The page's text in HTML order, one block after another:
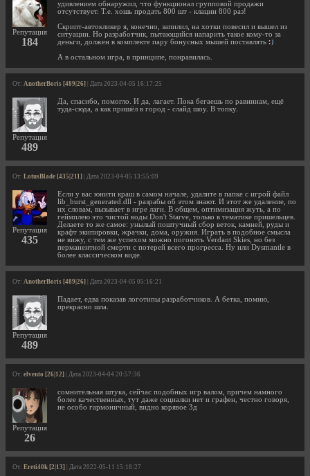
Репутация
184
удивлением обнаружил, что функционал групповой продажи
отсутствует. Т.е. хошь продать 800 шт - клацни 800 раз!
Скрипт-автокликер я, конечно, запилил, на хотки повесил и вышел из
ситуации. Но разработчик, пытающийся напарить такое кому-то за
деньги, должен в комплекте пару бонусных мышей поставлять
А в остальном игра, в принципе, понравилась.
От: AnotherBoris [489|26] | Дата 2023-04-05 16:17:25
Репутация
489
Да, спасибо, помогло. И да, лагает. Пока бегаешь по равнинам, ещё
туда-сюда, а как пришёл в город - слайд шоу. В топку.
От: LotusBlade [435|211] | Дата 2023-04-05 13:55:09
Репутация
435
Если у вас юнити краш в самом начале, удалите в папке с игрой файл
lib_burst_generated.dll - разрабы об этом знают. И этот же удаление, по
их словам, вызывает в игре лаги. В общем, оптимизация жуть, а по
геймплею это чистой воды Don't Starve, только в тематике пришельцев.
Делаете то же самое: унылый поштучный сбор веток, камней, руды и
крафт экипировки, жрачки, дома, оружия. Играть в подобное смысла
не вижу, с тем же успехом можно погонять Verdant Skies, но без
перманентной смерти с потерей всего прогресса. Ну или Dysmantle в
более классическом виде.
От: AnotherBoris [489|26] | Дата 2023-04-05 05:16:21
Репутация
489
Падает, едва показав логотипы разработчиков. А бетка, помню,
прекрасно шла.
От: elvento [26|12] | Дата 2023-04-04 20:57:36
Репутация
26
сомнительная штука, сейчас подобных игр валом, причем намного
более качественных, тут даже социалки нет и графен, честно говоря,
не особо гармоничный, видно корявое 3д
От: Ereti40k [2|13] | Дата 2022-05-11 15:18:27